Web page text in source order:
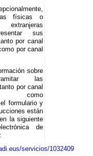
físicas o
sus
por canal
por canal
sobre
las
por canal
como
formulario y
están
la siguiente
de
servicios/1032409